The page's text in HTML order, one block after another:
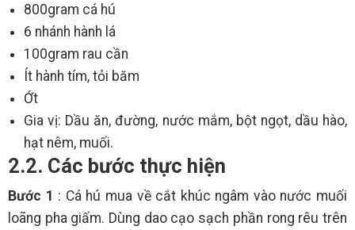
800gram cá hú
6 nhánh hành lá
100gram rau cần
Ít hành tím, tỏi băm
Ớt
Gia vị: Dầu ăn, đường, nước mắm, bột ngọt, dầu hào,
hạt nêm, muối.
2.2. Các bước thực hiện
Bước 1 : Cá hú mua về cắt khúc ngâm vào nước muối
loãng pha giấm. Dùng dao cạo sạch phần rong rêu trên